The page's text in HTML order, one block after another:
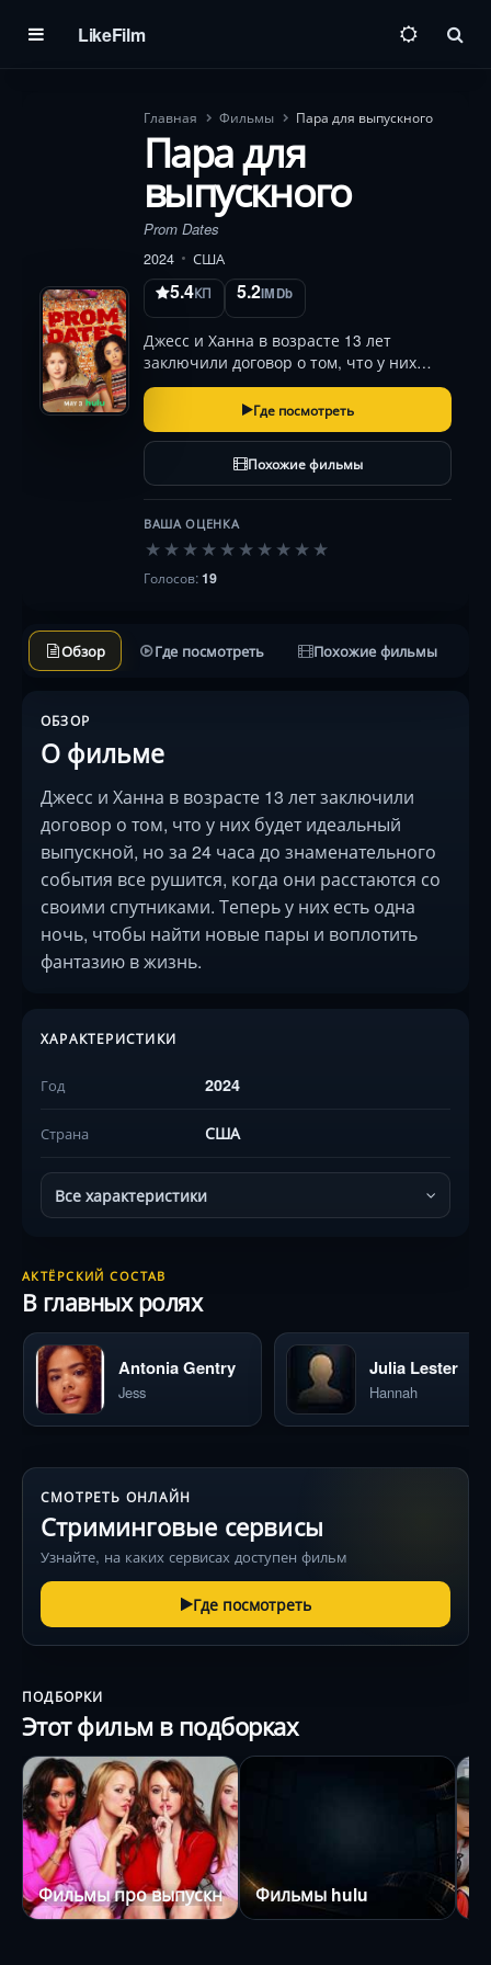
LikeFilm
Главная Фильмы Пара для выпускного
Пара для
выпускного
Prom Dates
2024
США
5.4КП 5.2IMDb
Джесс и Ханна в возрасте 13 лет
заключили договор о том, что у них
будет идеальный выпускной, но за 24
часа до знаменательного события все
рушится, когда они расстаются со
своими спутниками. Теперь у них есть
одна ночь, …
Где посмотреть
Похожие фильмы
ВАША ОЦЕНКА
★ ★ ★ ★ ★ ★ ★ ★ ★ ★
Голосов:19
Обзор Где посмотреть Похожие фильмы
ОБЗОР
О фильме
Джесс и Ханна в возрасте 13 лет заключили
договор о том, что у них будет идеальный
выпускной, но за 24 часа до знаменательного
события все рушится, когда они расстаются со
своими спутниками. Теперь у них есть одна
ночь, чтобы найти новые пары и воплотить
фантазию в жизнь.
ХАРАКТЕРИСТИКИ
Год 2024
Страна США
Все характеристики
АКТЁРСКИЙ СОСТАВ
В главных ролях
Antonia Gentry
Jess
Julia Lester
Hannah
СМОТРЕТЬ ОНЛАЙН
Стриминговые сервисы
Узнайте, на каких сервисах доступен фильм
Где посмотреть
ПОДБОРКИ
Этот фильм в подборках
Фильмы про выпускной Фильмы hulu